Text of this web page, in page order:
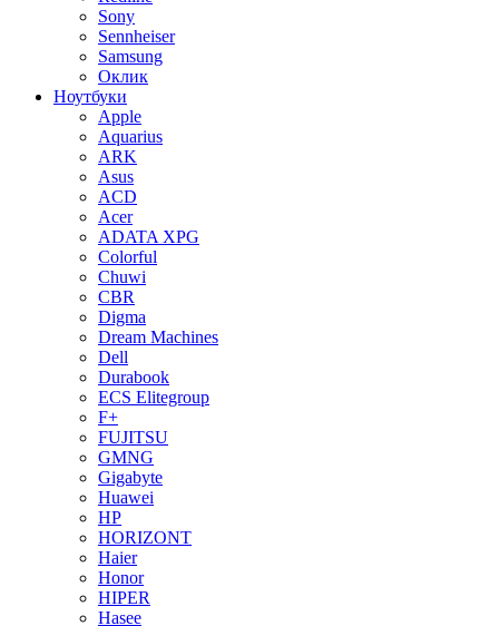
Sony
Sennheiser
Samsung
Оклик
Ноутбуки
Apple
Aquarius
ARK
Asus
ACD
Acer
ADATA XPG
Colorful
Chuwi
CBR
Digma
Dream Machines
Dell
Durabook
ECS Elitegroup
F+
FUJITSU
GMNG
Gigabyte
Huawei
HP
HORIZONT
Haier
Honor
HIPER
Hasee